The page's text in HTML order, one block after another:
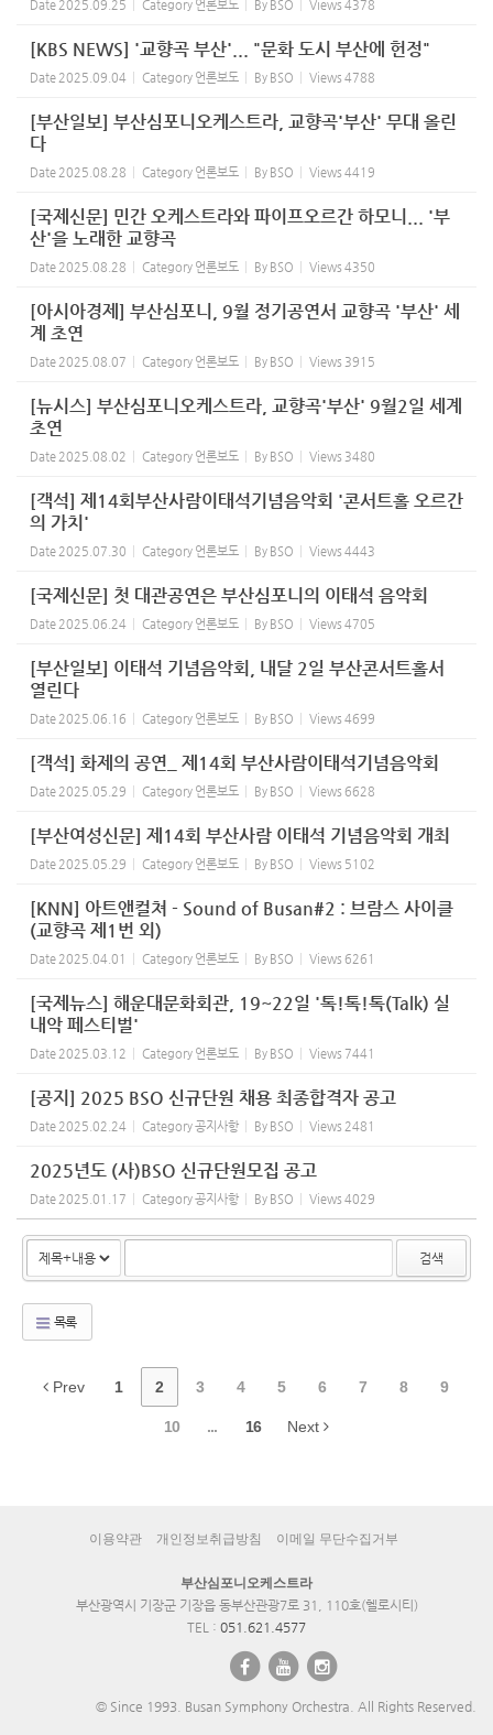
Date 2025.09.25 Category 언론보도 By BSO Views 4378
[KBS NEWS] '교향곡 부산'... "문화 도시 부산에 헌정"
Date 2025.09.04 Category 언론보도 By BSO Views 4788
[부산일보] 부산심포니오케스트라, 교향곡'부산' 무대 올린
다
Date 2025.08.28 Category 언론보도 By BSO Views 4419
[국제신문] 민간 오케스트라와 파이프오르간 하모니... '부
산'을 노래한 교향곡
Date 2025.08.28 Category 언론보도 By BSO Views 4350
[아시아경제] 부산심포니, 9월 정기공연서 교향곡 '부산' 세
계 초연
Date 2025.08.07 Category 언론보도 By BSO Views 3915
[뉴시스] 부산심포니오케스트라, 교향곡'부산' 9월2일 세계
초연
Date 2025.08.02 Category 언론보도 By BSO Views 3480
[객석] 제14회부산사람이태석기념음악회 '콘서트홀 오르간
의 가치'
Date 2025.07.30 Category 언론보도 By BSO Views 4443
[국제신문] 첫 대관공연은 부산심포니의 이태석 음악회
Date 2025.06.24 Category 언론보도 By BSO Views 4705
[부산일보] 이태석 기념음악회, 내달 2일 부산콘서트홀서
열린다
Date 2025.06.16 Category 언론보도 By BSO Views 4699
[객석] 화제의 공연_ 제14회 부산사람이태석기념음악회
Date 2025.05.29 Category 언론보도 By BSO Views 6628
[부산여성신문] 제14회 부산사람 이태석 기념음악회 개최
Date 2025.05.29 Category 언론보도 By BSO Views 5102
[KNN] 아트앤컬쳐 - Sound of Busan#2 : 브람스 사이클
(교향곡 제1번 외)
Date 2025.04.01 Category 언론보도 By BSO Views 6261
[국제뉴스] 해운대문화회관, 19~22일 '톡!톡!톡(Talk) 실
내악 페스티벌'
Date 2025.03.12 Category 언론보도 By BSO Views 7441
[공지] 2025 BSO 신규단원 채용 최종합격자 공고
Date 2025.02.24 Category공지사항 By BSO Views 2481
2025년도 (사)BSO 신규단원모집 공고
Date 2025.01.17 Category공지사항 By BSO Views 4029
검색
목록
Prev 1 2 3 4 5 6 7 8 9
10 ... 16 Next
이용약관 개인정보취급방침 이메일 무단수집거부
부산심포니오케스트라
부산광역시 기장군 기장읍 동부산관광7로 31, 110호(헬로시티)
TEL : 051.621.4577
© Since 1993. Busan Symphony Orchestra. All Rights Reserved.